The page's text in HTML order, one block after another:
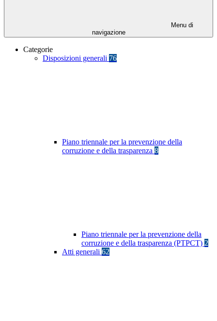
Menu di
navigazione
Categorie
Disposizioni generali 76
Piano triennale per la prevenzione della
corruzione e della trasparenza 8
Piano triennale per la prevenzione della
corruzione e della trasparenza (PTPCT) 2
Atti generali 62